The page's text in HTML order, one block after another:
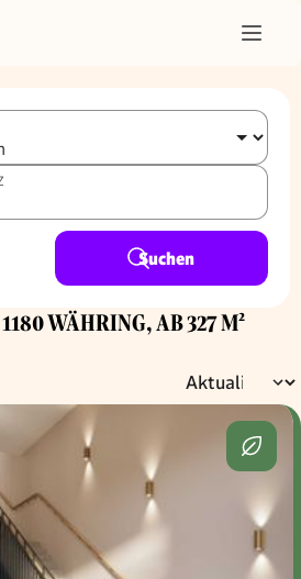
Suchen
1180 WÄHRING, AB 327 M²